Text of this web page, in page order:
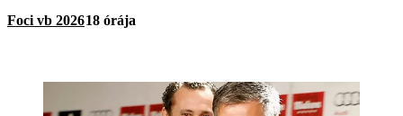
Foci vb 202618 órája